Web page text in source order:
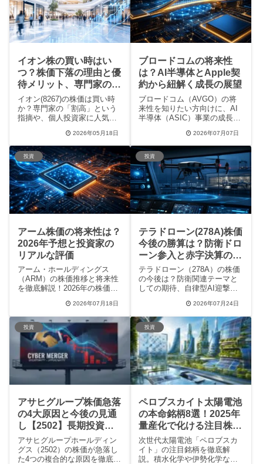
イオン株の買い時はい
つ？株価下落の理由と優
待メリット、専門家の見
解を徹底解説
イオン(8267)の株価は買い時
か？専門家の「割高」という
指摘や、個人投資家に人気の
でも下落する理由を徹底分
析。100株8万円以下で購入可
能になった背景や、配当性向
100%超えの財務リスクなど、
投資前に知っておきたい情報
を網羅しました。
2026年05月18日
ブロードコムの将来性
は？AI半導体とApple契
約から紐解く成長の展望
ブロードコム（AVGO）の将
来性を知りたい方向けに、AI
半導体（ASIC）事業の成長
VMware買収によるソフトウェ
ア強化などの好材料を徹底解
説。巨大顧客への依存リスク
や、市場・投資家コミュニテ
ィのリアルな評価も紹介し、
今後の株価見通しのポイント
がすっきりわかります。
2026年07月07日
投資
アーム株価の将来性は？
2026年予想と投資家の
リアルな評価
アーム・ホールディングス
（ARM）の株価推移と将来性
を徹底解説！2026年の株価予
NISAを活用した長期投資の評
判など、投資判断に欠かせな
い最新のデータをまとめまし
た。AI時代の主役であるアー
ム株の魅力と注意点がわかり
ます。
2026年07月18日
投資
テラドローン(278A)株価
今後の勝算は？防衛ドロ
ーン参入と赤字決算の課
題を徹底分析
テラドローン（278A）の株価
の今後は？防衛関連テーマと
しての期待、自律型AI迎撃ド
イナ実戦実績や防衛装備庁プ
ログラム採択など強気材料を
徹底解説。赤字決算や高ボラ
ティリティなど懸念点も含
め、勝算と投資判断のポイン
トを解説します。
2026年07月24日
投資
アサヒグループ株価急落
の4大原因と今後の見通
し【2502】長期投資の
チャンスか？
アサヒグループホールディン
グス（2502）の株価が急落し
た4つの複合的な原因を徹底解
投資
ペロブスカイト太陽電池
の本命銘柄8選！2025年
量産化で化ける注目株を
プロが解説
次世代太陽電池「ペロブスカ
イト」の注目銘柄を徹底解
説。積水化学や伊勢化学な